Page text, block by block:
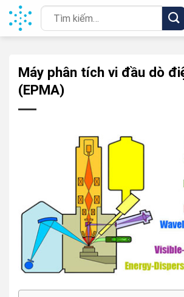
Chuyển
đến
nội
Tìm
kiếm:
Máy phân tích vi đầu dò
(EPMA)